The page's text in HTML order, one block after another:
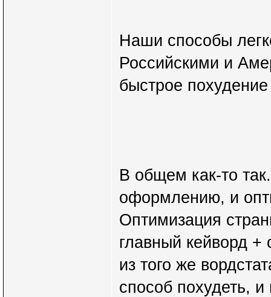
Наши способы
Российскими и
быстрое
В общем как-то
оформлению, и
Оптимизация
главный кейворд +
из того же
способ похудеть,